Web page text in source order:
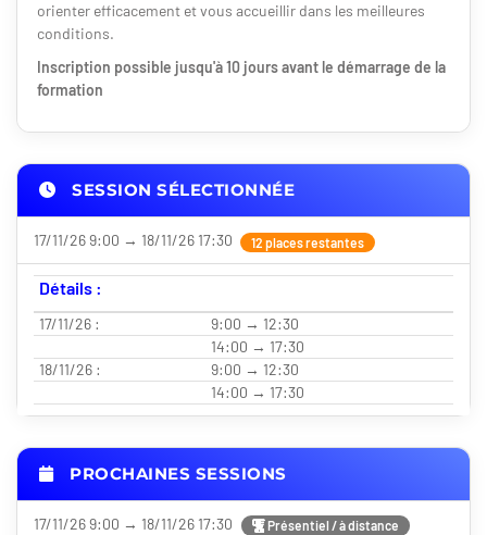
orienter efficacement et vous accueillir dans les meilleures
conditions.
Inscription possible jusqu'à 10 jours avant le démarrage de la
formation
SESSION SÉLECTIONNÉE
17/11/26 9:00 → 18/11/26 17:30 12 places restantes
Détails :
17/11/26 :
9:00 → 12:30
14:00 → 17:30
18/11/26 :
9:00 → 12:30
14:00 → 17:30
PROCHAINES SESSIONS
17/11/26 9:00 → 18/11/26 17:30
Présentiel / à distance